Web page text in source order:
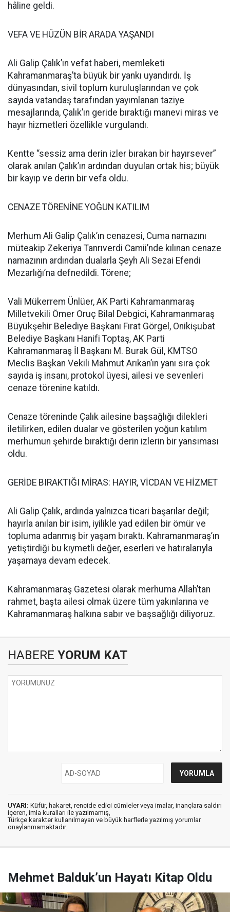
hâline geldi.
VEFA VE HÜZÜN BİR ARADA YAŞANDI
Ali Galip Çalık’ın vefat haberi, memleketi
Kahramanmaraş’ta büyük bir yankı uyandırdı. İş
dünyasından, sivil toplum kuruluşlarından ve çok
sayıda vatandaş tarafından yayımlanan taziye
mesajlarında, Çalık’ın geride bıraktığı manevi miras ve
hayır hizmetleri özellikle vurgulandı.
Kentte “sessiz ama derin izler bırakan bir hayırsever”
olarak anılan Çalık’ın ardından duyulan ortak his; büyük
bir kayıp ve derin bir vefa oldu.
CENAZE TÖRENİNE YOĞUN KATILIM
Merhum Ali Galip Çalık’ın cenazesi, Cuma namazını
müteakip Zekeriya Tanrıverdi Camii’nde kılınan cenaze
namazının ardından dualarla Şeyh Ali Sezai Efendi
Mezarlığı’na defnedildi. Törene;
Vali Mükerrem Ünlüer, AK Parti Kahramanmaraş
Milletvekili Ömer Oruç Bilal Debgici, Kahramanmaraş
Büyükşehir Belediye Başkanı Fırat Görgel, Onikişubat
Belediye Başkanı Hanifi Toptaş, AK Parti
Kahramanmaraş İl Başkanı M. Burak Gül, KMTSO
Meclis Başkan Vekili Mahmut Arıkan’ın yanı sıra çok
sayıda iş insanı, protokol üyesi, ailesi ve sevenleri
cenaze törenine katıldı.
Cenaze töreninde Çalık ailesine başsağlığı dilekleri
iletilirken, edilen dualar ve gösterilen yoğun katılım
merhumun şehirde bıraktığı derin izlerin bir yansıması
oldu.
GERİDE BIRAKTIĞI MİRAS: HAYIR, VİCDAN VE HİZMET
Ali Galip Çalık, ardında yalnızca ticari başarılar değil;
hayırla anılan bir isim, iyilikle yad edilen bir ömür ve
topluma adanmış bir yaşam bıraktı. Kahramanmaraş’ın
yetiştirdiği bu kıymetli değer, eserleri ve hatıralarıyla
yaşamaya devam edecek.
Kahramanmaraş Gazetesi olarak merhuma Allah’tan
rahmet, başta ailesi olmak üzere tüm yakınlarına ve
Kahramanmaraş halkına sabır ve başsağlığı diliyoruz.
HABERE YORUM KAT
UYARI: Küfür, hakaret, rencide edici cümleler veya imalar, inançlara saldırı
içeren, imla kuralları ile yazılmamış,
Türkçe karakter kullanılmayan ve büyük harflerle yazılmış yorumlar
onaylanmamaktadır.
Mehmet Balduk’un Hayatı Kitap Oldu